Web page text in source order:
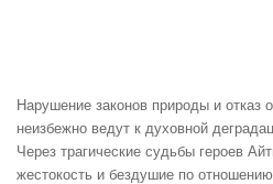
Нарушение законов природы и отказ
неизбежно ведут к духовной
Через трагические судьбы героев
жестокость и бездушие по